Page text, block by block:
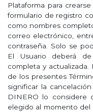
Plataforma para
formulario de registro
como nombres
correo electrónico,
contraseña. Solo se
El Usuario deberá
completa y
de los presentes
significar la
DINERO lo considere
elegido al momento